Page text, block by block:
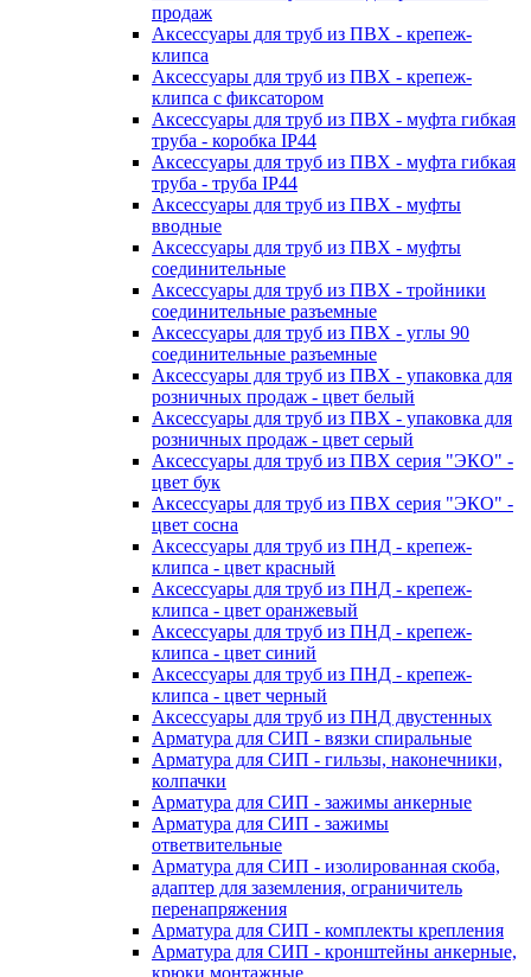
продаж
Аксессуары для труб из ПВХ - крепеж-
клипса
Аксессуары для труб из ПВХ - крепеж-
клипса с фиксатором
Аксессуары для труб из ПВХ - муфта гибкая
труба - коробка IP44
Аксессуары для труб из ПВХ - муфта гибкая
труба - труба IP44
Аксессуары для труб из ПВХ - муфты
вводные
Аксессуары для труб из ПВХ - муфты
соединительные
Аксессуары для труб из ПВХ - тройники
соединительные разъемные
Аксессуары для труб из ПВХ - углы 90
соединительные разъемные
Аксессуары для труб из ПВХ - упаковка для
розничных продаж - цвет белый
Аксессуары для труб из ПВХ - упаковка для
розничных продаж - цвет серый
Аксессуары для труб из ПВХ серия "ЭКО" -
цвет бук
Аксессуары для труб из ПВХ серия "ЭКО" -
цвет сосна
Аксессуары для труб из ПНД - крепеж-
клипса - цвет красный
Аксессуары для труб из ПНД - крепеж-
клипса - цвет оранжевый
Аксессуары для труб из ПНД - крепеж-
клипса - цвет синий
Аксессуары для труб из ПНД - крепеж-
клипса - цвет черный
Аксессуары для труб из ПНД двустенных
Арматура для СИП - вязки спиральные
Арматура для СИП - гильзы, наконечники,
колпачки
Арматура для СИП - зажимы анкерные
Арматура для СИП - зажимы
ответвительные
Арматура для СИП - изолированная скоба,
адаптер для заземления, ограничитель
перенапряжения
Арматура для СИП - комплекты крепления
Арматура для СИП - кронштейны анкерные,
крюки монтажные